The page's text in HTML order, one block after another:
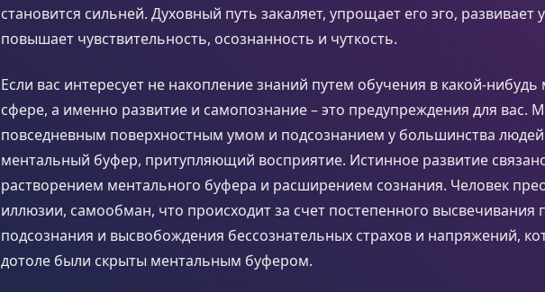
становится сильней. Духовный путь закаляет, упрощает его эго, развивает
повышает чувствительность, осознанность и чуткость.
Если вас интересует не накопление знаний путем обучения в какой-нибудь
сфере, а именно развитие и самопознание – это предупреждения для вас.
повседневным поверхностным умом и подсознанием у большинства
ментальный буфер, притупляющий восприятие. Истинное развитие
растворением ментального буфера и расширением сознания. Человек
иллюзии, самообман, что происходит за счет постепенного высвечивания
подсознания и высвобождения бессознательных страхов и напряжений,
дотоле были скрыты ментальным буфером.